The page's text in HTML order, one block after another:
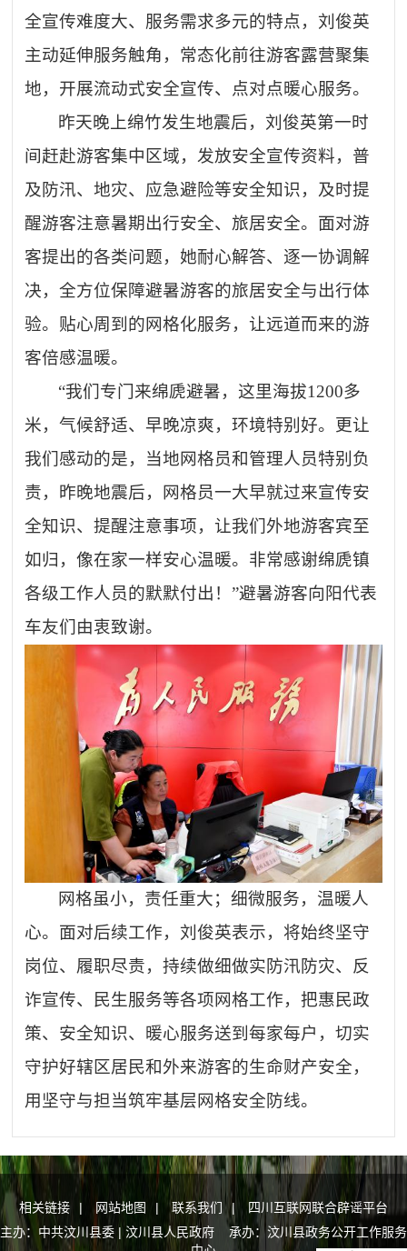
全宣传难度大、服务需求多元的特点，刘俊英
主动延伸服务触角，常态化前往游客露营聚集
地，开展流动式安全宣传、点对点暖心服务。
昨天晚上绵竹发生地震后，刘俊英第一时
间赶赴游客集中区域，发放安全宣传资料，普
及防汛、地灾、应急避险等安全知识，及时提
醒游客注意暑期出行安全、旅居安全。面对游
客提出的各类问题，她耐心解答、逐一协调解
决，全方位保障避暑游客的旅居安全与出行体
验。贴心周到的网格化服务，让远道而来的游
客倍感温暖。
“我们专门来绵虒避暑，这里海拔1200多
米，气候舒适、早晚凉爽，环境特别好。更让
我们感动的是，当地网格员和管理人员特别负
责，昨晚地震后，网格员一大早就过来宣传安
全知识、提醒注意事项，让我们外地游客宾至
如归，像在家一样安心温暖。非常感谢绵虒镇
各级工作人员的默默付出！”避暑游客向阳代表
车友们由衷致谢。
网格虽小，责任重大；细微服务，温暖人
心。面对后续工作，刘俊英表示，将始终坚守
岗位、履职尽责，持续做细做实防汛防灾、反
诈宣传、民生服务等各项网格工作，把惠民政
策、安全知识、暖心服务送到每家每户，切实
守护好辖区居民和外来游客的生命财产安全，
用坚守与担当筑牢基层网格安全防线。
相关链接 | 网站地图 | 联系我们 |
四川互联网联合辟谣平台
主办：中共汶川县委 | 汶川县人民政府 承办：汶川县政务公开工作服务